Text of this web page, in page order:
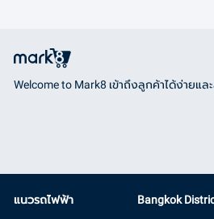
Welcome to Mark8 เข้าถึงลูกค้าได้ง่ายแ
แนวรถไฟฟ้า Bangkok